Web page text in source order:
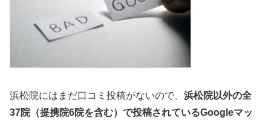
浜松院にはまだ口コミ投稿がないので、 浜松院以外の全
37院（提携院6院を含む）で投稿されているGoogleマッ